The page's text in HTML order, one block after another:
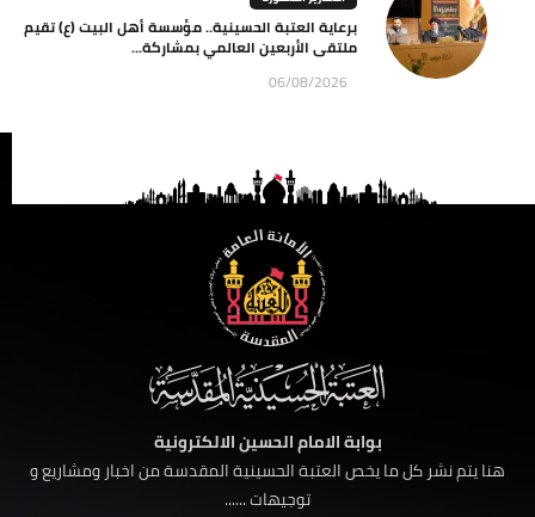
برعاية العتبة الحسينية.. مؤسسة أهل البيت (ع) تقيم
ملتقى الأربعين العالمي بمشاركة...
06/08/2026
بوابة الامام الحسين الالكترونية
هنا يتم نشر كل ما يخص العتبة الحسينية المقدسة من اخبار ومشاريع و
توجيهات ......